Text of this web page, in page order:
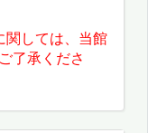
関しては、当館
了承くださ